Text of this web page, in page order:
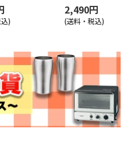
)
2,490円
(送料・税込)